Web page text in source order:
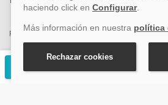
esta financiación, la empresa ha puesto en
promoviendo la innovación y la
apoyo de los programas Pyme Innova y
de Comercio de Málaga.